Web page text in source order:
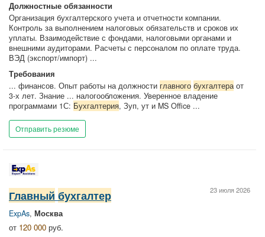
Должностные обязанности
Организация бухгалтерского учета и отчетности компании.
Контроль за выполнением налоговых обязательств и сроков их
уплаты. Взаимодействие с фондами, налоговыми органами и
внешними аудиторами. Расчеты с персоналом по оплате труда.
ВЭД (экспорт/импорт) ...
Требования
... финансов. Опыт работы на должности главного бухгалтераот
3-х лет. Знание ... налогообложения. Уверенное владение
программами 1С: Бухгалтерия, Зуп, ут и MS Office ...
Отправить резюме
23 июля 2026
Главный бухгалтер
ExpAs, Москва
от 120 000 руб.